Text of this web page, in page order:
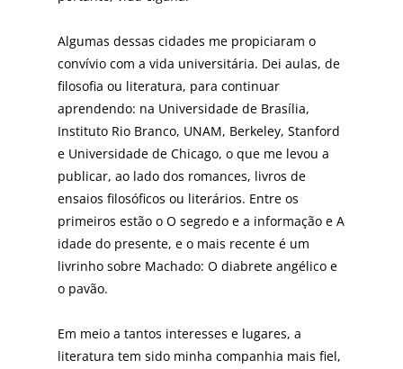
Algumas dessas cidades me propiciaram o
convívio com a vida universitária. Dei aulas, de
filosofia ou literatura, para continuar
aprendendo: na Universidade de Brasília,
Instituto Rio Branco, UNAM, Berkeley, Stanford
e Universidade de Chicago, o que me levou a
publicar, ao lado dos romances, livros de
ensaios filosóficos ou literários. Entre os
primeiros estão o O segredo e a informação e A
idade do presente, e o mais recente é um
livrinho sobre Machado: O diabrete angélico e
o pavão.
Em meio a tantos interesses e lugares, a
literatura tem sido minha companhia mais fiel,